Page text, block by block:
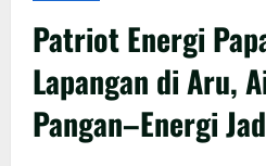
Patriot Energi
Lapangan di Aru,
Pangan–Energi